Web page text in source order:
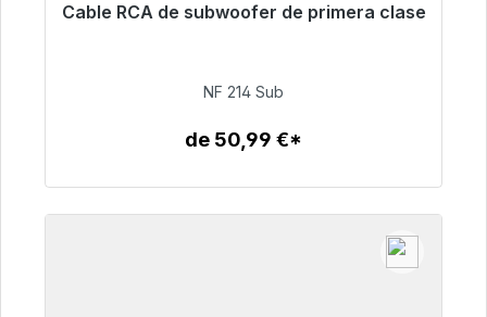
Cable RCA de subwoofer de primera clase
Listo para envío inmediato, plazo de entrega
94,00 €
NF 214 Sub
de 50,99 €*